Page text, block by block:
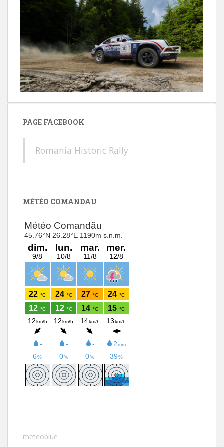
PAGE FACEBOOK
Romania Historic Rally
MÉTÉO COMANDAU
meteoblue